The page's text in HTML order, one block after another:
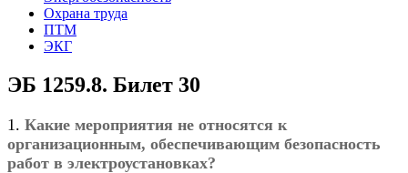
Охрана труда
ПТМ
ЭКГ
ЭБ 1259.8. Билет 30
1. Какие мероприятия не относятся к
организационным, обеспечивающим безопасность
работ в электроустановках?